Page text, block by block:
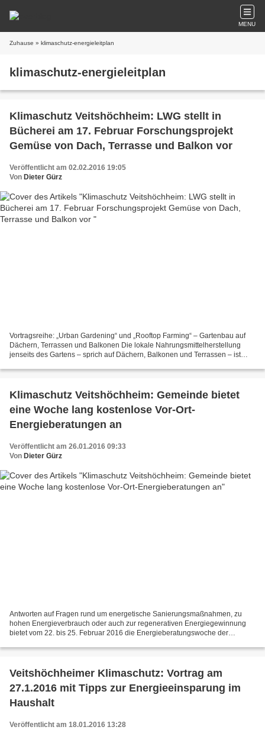
MENU
Zuhause » klimaschutz-energieleitplan
klimaschutz-energieleitplan
Klimaschutz Veitshöchheim: LWG stellt in
Bücherei am 17. Februar Forschungsprojekt
Gemüse von Dach, Terrasse und Balkon vor
Veröffentlicht am 02.02.2016 19:05
Von Dieter Gürz
Vortragsreihe: „Urban Gardening“ und „Rooftop Farming“ – Gartenbau auf
Dächern, Terrassen und Balkonen Die lokale Nahrungsmittelherstellung
jenseits des Gartens – sprich auf Dächern, Balkonen und Terrassen – ist
Klimaschutz Veitshöchheim: Gemeinde bietet
eine Woche lang kostenlose Vor-Ort-
Energieberatungen an
Veröffentlicht am 26.01.2016 09:33
Von Dieter Gürz
Antworten auf Fragen rund um energetische Sanierungsmaßnahmen, zu
hohen Energieverbrauch oder auch zur regenerativen Energiegewinnung
bietet vom 22. bis 25. Februar 2016 die Energieberatungswoche der
Veitshöchheimer Klimaschutz: Vortrag am
27.1.2016 mit Tipps zur Energieeinsparung im
Haushalt
Veröffentlicht am 18.01.2016 13:28